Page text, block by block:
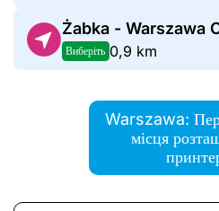
Żabka - Warszawa
Виберіть 0,9 km
Warszawa:
місця